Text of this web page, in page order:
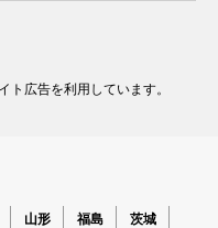
ト広告を利用しています。
山形 福島 茨城